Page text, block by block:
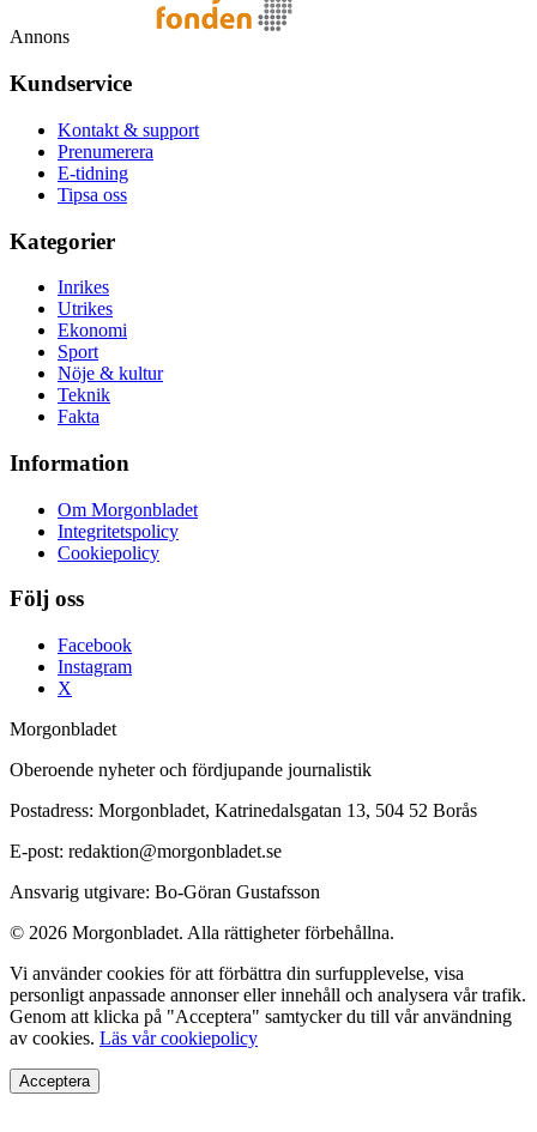
Annons
Kundservice
Kontakt & support
Prenumerera
E-tidning
Tipsa oss
Kategorier
Inrikes
Utrikes
Ekonomi
Sport
Nöje & kultur
Teknik
Fakta
Information
Om Morgonbladet
Integritetspolicy
Cookiepolicy
Följ oss
Facebook
Instagram
X
Morgonbladet
Oberoende nyheter och fördjupande journalistik
Postadress: Morgonbladet, Katrinedalsgatan 13, 504 52 Borås
E-post: redaktion@morgonbladet.se
Ansvarig utgivare: Bo-Göran Gustafsson
© 2026 Morgonbladet. Alla rättigheter förbehållna.
Vi använder cookies för att förbättra din surfupplevelse, visa
personligt anpassade annonser eller innehåll och analysera vår trafik.
Genom att klicka på "Acceptera" samtycker du till vår användning
av cookies. Läs vår cookiepolicy
Acceptera